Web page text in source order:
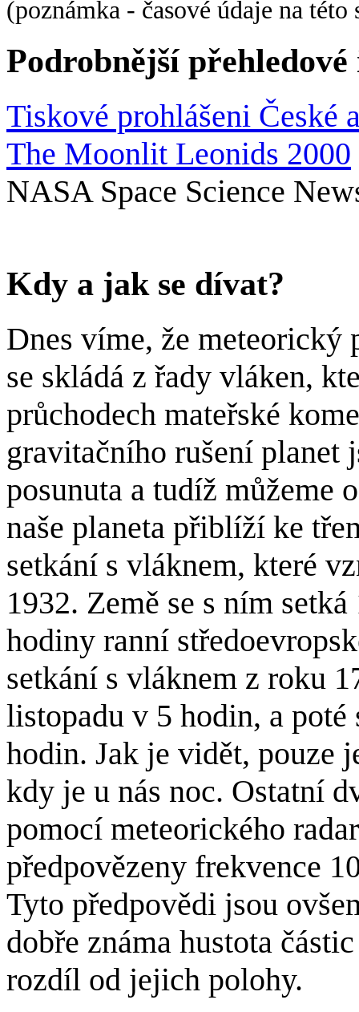
(poznámka - časové údaje na
Podrobnější
Tiskové prohlášeni České
The Moonlit Leonids 2000
NASA Space Science
Kdy a jak se dívat?
Dnes víme, že meteorický
se skládá z řady vláken,
průchodech mateřské
gravitačního rušení planet
posunuta a tudíž můžeme
naše planeta přiblíží ke
setkání s vláknem, které
1932. Země se s ním
hodiny ranní
setkání s vláknem z roku
listopadu v 5 hodin, a
hodin. Jak je vidět, pouze
kdy je u nás noc. Ostatní
pomocí meteorického
předpovězeny frekvence
Tyto předpovědi jsou
dobře známa hustota
rozdíl od jejich polohy.